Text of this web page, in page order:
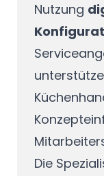
Nutzung
Die